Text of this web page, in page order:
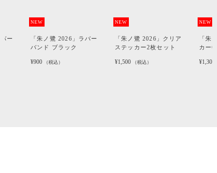
ー
NEW
「朱ノ鷺 2026」ラバー
バンド ブラック
¥900 （税込）
NEW
「朱ノ鷺 2026」クリア
ステッカー2枚セット
¥1,500 （税込）
NEW
「朱
カー6
¥1,300